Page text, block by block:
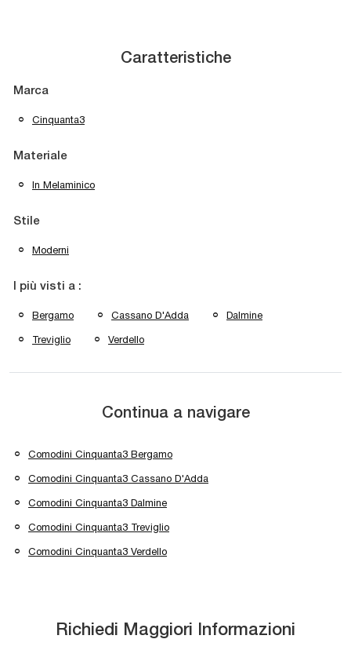
Caratteristiche
Marca
Cinquanta3
Materiale
In Melaminico
Stile
Moderni
I più visti a :
Bergamo Cassano D'Adda Dalmine
Treviglio Verdello
Continua a navigare
Comodini Cinquanta3 Bergamo
Comodini Cinquanta3 Cassano D'Adda
Comodini Cinquanta3 Dalmine
Comodini Cinquanta3 Treviglio
Comodini Cinquanta3 Verdello
Richiedi Maggiori Informazioni